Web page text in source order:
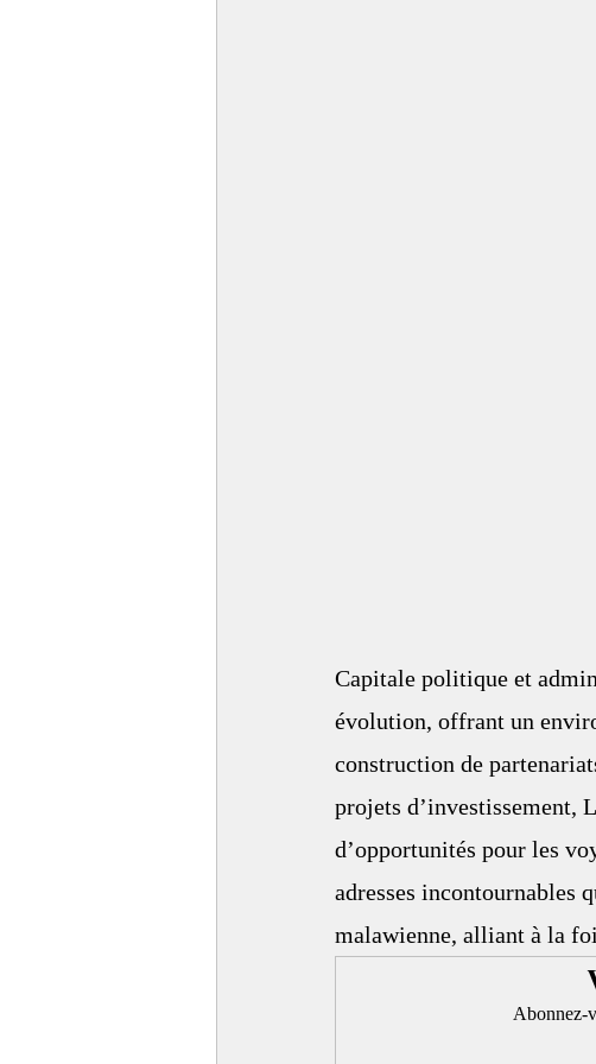
Capitale politique et
évolution, offrant un
construction de
projets d’investissement,
d’opportunités pour les
adresses incontournables
malawienne, alliant à la
Abonnez-